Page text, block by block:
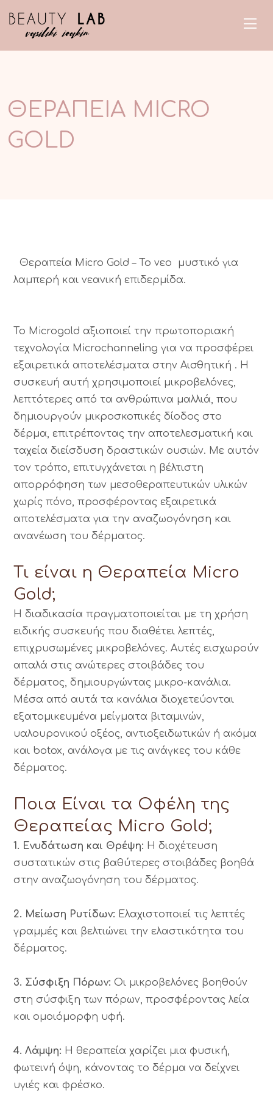
ΘΕΡΑΠΕΙΑ MICRO
GOLD
Θεραπεία Micro Gold – Το νεο μυστικό για
λαμπερή και νεανική επιδερμίδα.
Το Microgold αξιοποιεί την πρωτοποριακή
τεχνολογία Microchanneling για να προσφέρει
εξαιρετικά αποτελέσματα στην Αισθητική . Η
συσκευή αυτή χρησιμοποιεί μικροβελόνες,
λεπτότερες από τα ανθρώπινα μαλλιά, που
δημιουργούν μικροσκοπικές δίοδος στο
δέρμα, επιτρέποντας την αποτελεσματική και
ταχεία διείσδυση δραστικών ουσιών. Με αυτόν
τον τρόπο, επιτυγχάνεται η βέλτιστη
απορρόφηση των μεσοθεραπευτικών υλικών
χωρίς πόνο, προσφέροντας εξαιρετικά
αποτελέσματα για την αναζωογόνηση και
ανανέωση του δέρματος.
Τι είναι η Θεραπεία Micro
Gold;
Η διαδικασία πραγματοποιείται με τη χρήση
ειδικής συσκευής που διαθέτει λεπτές,
επιχρυσωμένες μικροβελόνες. Αυτές εισχωρούν
απαλά στις ανώτερες στοιβάδες του
δέρματος, δημιουργώντας μικρο-κανάλια.
Μέσα από αυτά τα κανάλια διοχετεύονται
εξατομικευμένα μείγματα βιταμινών,
υαλουρονικού οξέος, αντιοξειδωτικών ή ακόμα
και botox, ανάλογα με τις ανάγκες του κάθε
δέρματος.
Ποια Είναι τα Οφέλη της
Θεραπείας Micro Gold;
1. Ενυδάτωση και Θρέψη: Η διοχέτευση
συστατικών στις βαθύτερες στοιβάδες βοηθά
στην αναζωογόνηση του δέρματος.
2. Μείωση Ρυτίδων: Ελαχιστοποιεί τις λεπτές
γραμμές και βελτιώνει την ελαστικότητα του
δέρματος.
3. Σύσφιξη Πόρων: Οι μικροβελόνες βοηθούν
στη σύσφιξη των πόρων, προσφέροντας λεία
και ομοιόμορφη υφή.
4. Λάμψη: Η θεραπεία χαρίζει μια φυσική,
φωτεινή όψη, κάνοντας το δέρμα να δείχνει
υγιές και φρέσκο.